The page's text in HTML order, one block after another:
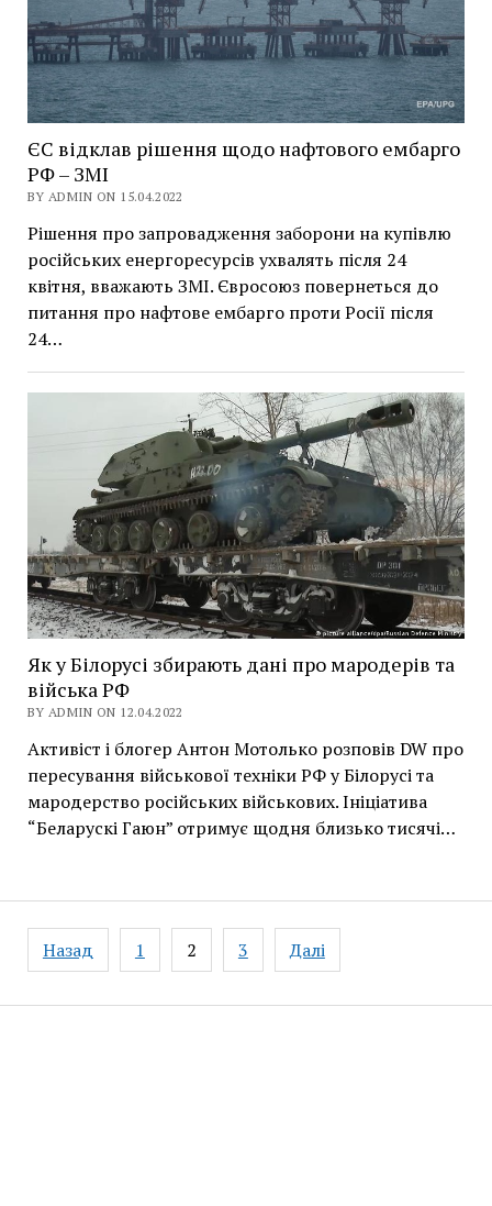
ЄС відклав рішення щодо нафтового ембарго
РФ – ЗМІ
BY ADMIN ON 15.04.2022
Рішення про запровадження заборони на купівлю
російських енергоресурсів ухвалять після 24
квітня, вважають ЗМІ. Євросоюз повернеться до
питання про нафтове ембарго проти Росії після
24…
Як у Білорусі збирають дані про мародерів та
війська РФ
BY ADMIN ON 12.04.2022
Активіст і блогер Антон Мотолько розповів DW про
пересування військової техніки РФ у Білорусі та
мародерство російських військових. Ініціатива
“Беларускі Гаюн” отримує щодня близько тисячі…
Навігація
записів
Назад 1 2 3 Далі